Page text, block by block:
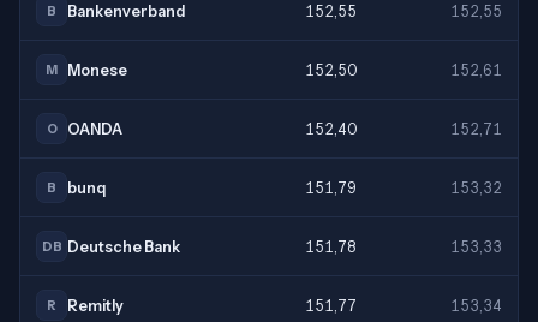
B Bankenverband 152,55 152,55
M Monese 152,50 152,61
O OANDA 152,40 152,71
B bunq 151,79 153,32
DB Deutsche Bank 151,78 153,33
R Remitly 151,77 153,34